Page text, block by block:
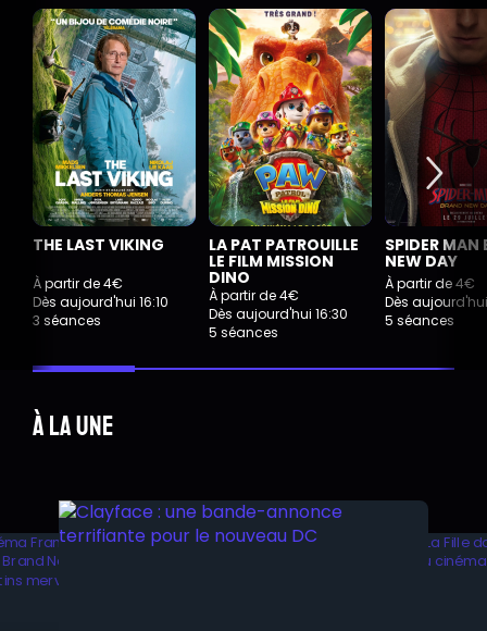
THE LAST VIKING
À partir de 4€
Dès aujourd'hui 16:10
3 séances
LA PAT PATROUILLE
LE FILM MISSION
DINO
À partir de 4€
Dès aujourd'hui 16:30
5 séances
SPIDER MAN
NEW DAY
À partir de 4€
Dès aujourd'hui
5 séances
À la une